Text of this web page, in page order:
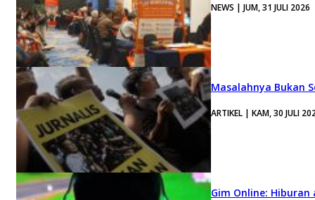
NEWS | JUM, 31 JULI 2026
Masalahnya Bukan
ARTIKEL | KAM, 30 JULI
Gim Online: